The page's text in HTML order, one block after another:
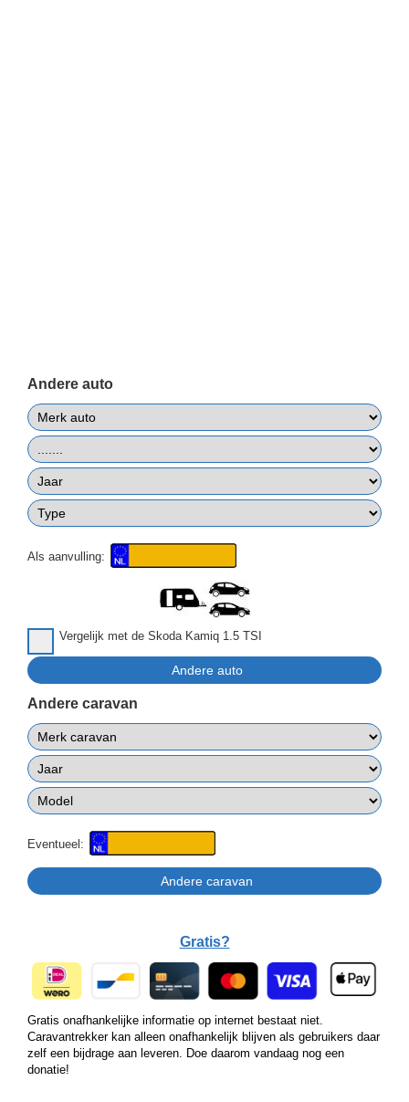
Andere auto
Als aanvulling:
Vergelijk met de Skoda Kamiq 1.5 TSI
Andere caravan
Eventueel:
Gratis?
Gratis onafhankelijke informatie op internet bestaat niet.
Caravantrekker kan alleen onafhankelijk blijven als gebruikers daar
zelf een bijdrage aan leveren. Doe daarom vandaag nog een
donatie!